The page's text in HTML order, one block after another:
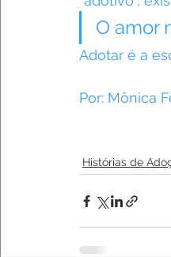
O amor
Adotar é a
Por: Mônica
Histórias de